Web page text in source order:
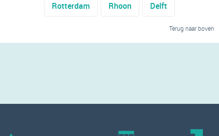
Rotterdam Rhoon Delft
Terug naar boven